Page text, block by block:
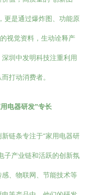
更是通过爆炸图、功能原
视觉资料，生动诠释产
圳中发明科技注重利用
打动消费者。
电器研发”专长
链条专注于“家用电器研
子产业链和活跃的创新氛
、物联网、节能技术等